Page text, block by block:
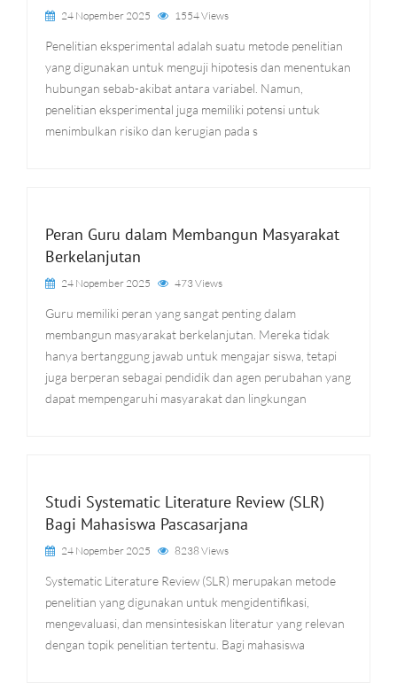
24 Nopember 2025 1554 Views
Penelitian eksperimental adalah suatu metode penelitian
yang digunakan untuk menguji hipotesis dan menentukan
hubungan sebab-akibat antara variabel. Namun,
penelitian eksperimental juga memiliki potensi untuk
menimbulkan risiko dan kerugian pada s
Peran Guru dalam Membangun Masyarakat
Berkelanjutan
24 Nopember 2025 473 Views
Guru memiliki peran yang sangat penting dalam
membangun masyarakat berkelanjutan. Mereka tidak
hanya bertanggung jawab untuk mengajar siswa, tetapi
juga berperan sebagai pendidik dan agen perubahan yang
dapat mempengaruhi masyarakat dan lingkungan
Studi Systematic Literature Review (SLR)
Bagi Mahasiswa Pascasarjana
24 Nopember 2025 8238 Views
Systematic Literature Review (SLR) merupakan metode
penelitian yang digunakan untuk mengidentifikasi,
mengevaluasi, dan mensintesiskan literatur yang relevan
dengan topik penelitian tertentu. Bagi mahasiswa